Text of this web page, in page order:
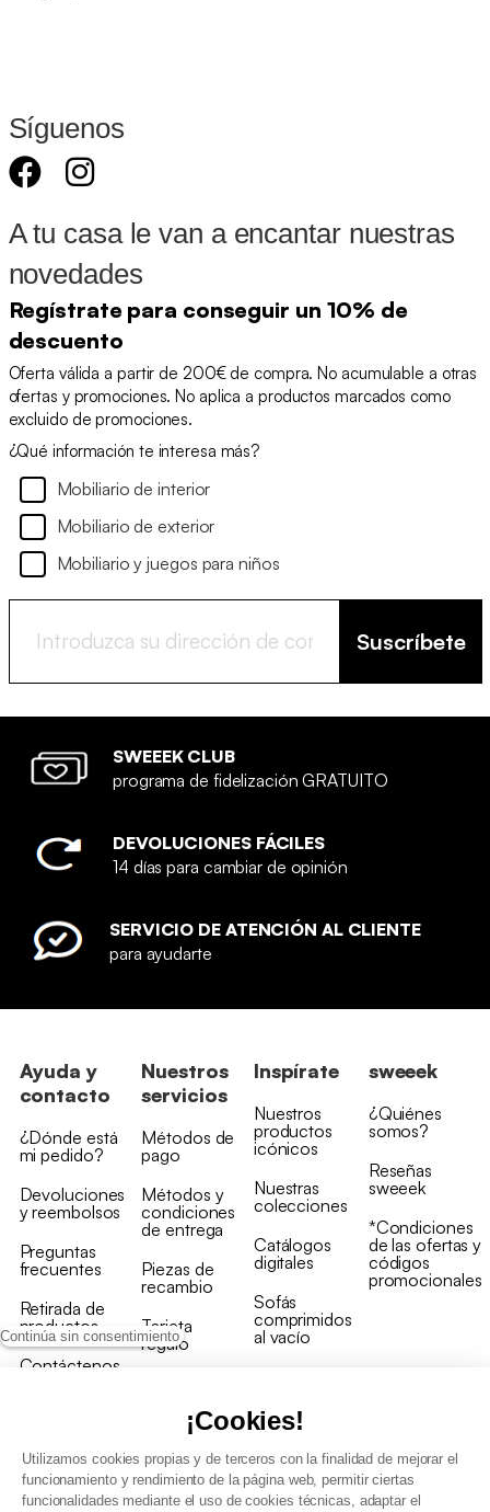
Continúa sin consentimiento
¡Cookies!
Utilizamos cookies propias y de terceros con la finalidad de mejorar el
funcionamiento y rendimiento de la página web, permitir ciertas
funcionalidades mediante el uso de cookies técnicas, adaptar el
Síguenos
A tu casa le van a encantar nuestras
novedades
Regístrate para conseguir un 10% de
descuento
Oferta válida a partir de 200€ de compra. No acumulable a otras
ofertas y promociones. No aplica a productos marcados como
excluido de promociones.
¿Qué información te interesa más?
Mobiliario de interior
Mobiliario de exterior
Mobiliario y juegos para niños
Suscríbete
SWEEEK CLUB
programa de fidelización GRATUITO
DEVOLUCIONES FÁCILES
14 días para cambiar de opinión
SERVICIO DE ATENCIÓN AL CLIENTE
para ayudarte
Ayuda y
contacto
¿Dónde está
mi pedido?
Devoluciones
y reembolsos
Preguntas
frecuentes
Retirada de
productos
Contáctenos
Nuestros
servicios
Métodos de
pago
Métodos y
condiciones
de entrega
Piezas de
recambio
Tarjeta
regalo
Inspírate
Nuestros
productos
icónicos
Nuestras
colecciones
Catálogos
digitales
Sofás
comprimidos
al vacío
sweeek
¿Quiénes
somos?
Reseñas
sweeek
*Condiciones
de las ofertas y
códigos
promocionales